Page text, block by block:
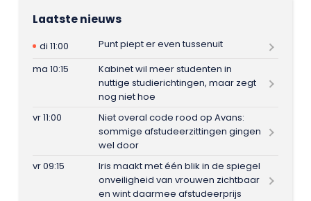
Laatste nieuws
di 11:00
Punt piept er even tussenuit
ma 10:15
Kabinet wil meer studenten in
nuttige studierichtingen, maar zegt
nog niet hoe
vr 11:00
Niet overal code rood op Avans:
sommige afstudeerzittingen gingen
wel door
vr 09:15
Iris maakt met één blik in de spiegel
onveiligheid van vrouwen zichtbaar
en wint daarmee afstudeerprijs